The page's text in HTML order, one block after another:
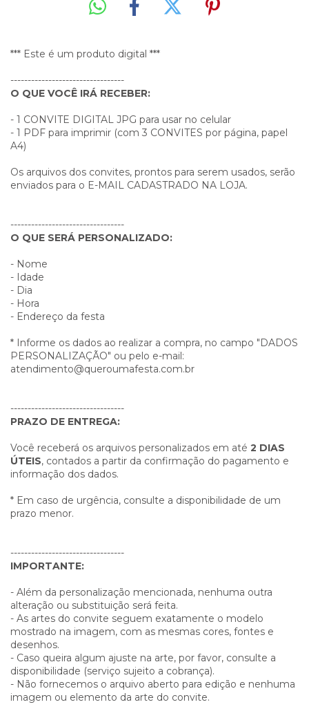
*** Este é um produto digital ***
---------------------------------
O QUE VOCÊ IRÁ RECEBER:
- 1 CONVITE DIGITAL JPG para usar no celular
- 1 PDF para imprimir (com 3 CONVITES por página, papel
A4)
Os arquivos dos convites, prontos para serem usados, serão
enviados para o E-MAIL CADASTRADO NA LOJA.
---------------------------------
O QUE SERÁ PERSONALIZADO:
- Nome
- Idade
- Dia
- Hora
- Endereço da festa
* Informe os dados ao realizar a compra, no campo "DADOS
PERSONALIZAÇÃO" ou pelo e-mail:
atendimento@queroumafesta.com.br
---------------------------------
PRAZO DE ENTREGA:
Você receberá os arquivos personalizados em até 2 DIAS
ÚTEIS, contados a partir da confirmação do pagamento e
informação dos dados.
* Em caso de urgência, consulte a disponibilidade de um
prazo menor.
---------------------------------
IMPORTANTE:
- Além da personalização mencionada, nenhuma outra
alteração ou substituição será feita.
- As artes do convite seguem exatamente o modelo
mostrado na imagem, com as mesmas cores, fontes e
desenhos.
- Caso queira algum ajuste na arte, por favor, consulte a
disponibilidade (serviço sujeito a cobrança).
- Não fornecemos o arquivo aberto para edição e nenhuma
imagem ou elemento da arte do convite.